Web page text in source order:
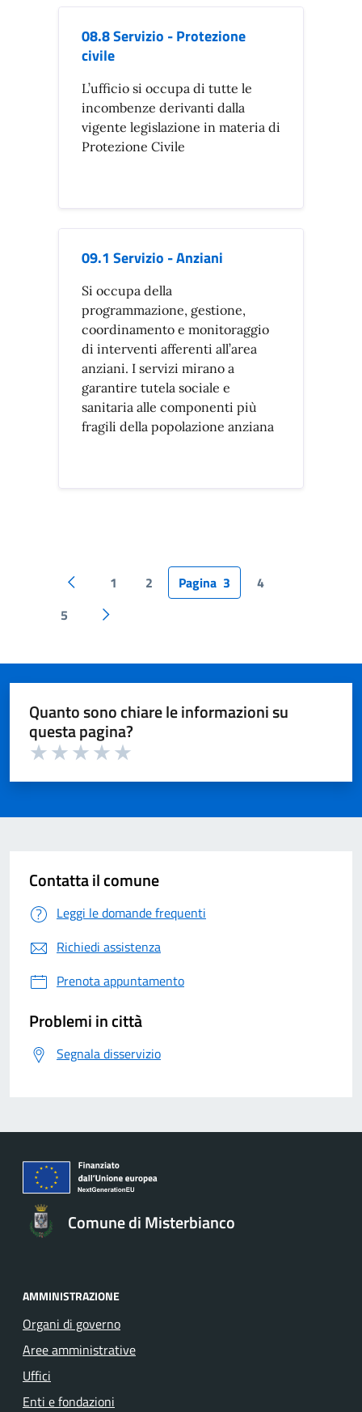
08.8 Servizio - Protezione
civile
L’ufficio si occupa di tutte le
incombenze derivanti dalla
vigente legislazione in materia di
Protezione Civile
09.1 Servizio - Anziani
Si occupa della
programmazione, gestione,
coordinamento e monitoraggio
di interventi afferenti all’area
anziani. I servizi mirano a
garantire tutela sociale e
sanitaria alle componenti più
fragili della popolazione anziana
Pagina precedente
1 2 Pagina 3
4
5
Pagina successiva
Quanto sono chiare le informazioni su
questa pagina?
Contatta il comune
Leggi le domande frequenti
Richiedi assistenza
Prenota appuntamento
Problemi in città
Segnala disservizio
Comune di Misterbianco
AMMINISTRAZIONE
Organi di governo
Aree amministrative
Uffici
Enti e fondazioni